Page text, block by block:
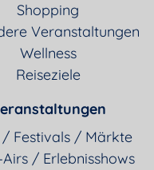
Shopping
Veranstaltungen
Wellness
Reiseziele
/ Festivals / Märkte
/ Erlebnisshows